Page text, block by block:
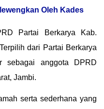
Oleh Kades
Partai Berkarya Kab.
dari Partai Berkarya
sebagai anggota DPRD
Jambi.
serta sederhana yang